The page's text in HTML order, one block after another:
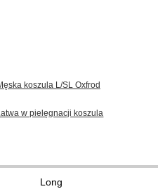
koszula L/SL Oxfrod
w pielęgnacji koszula
Long